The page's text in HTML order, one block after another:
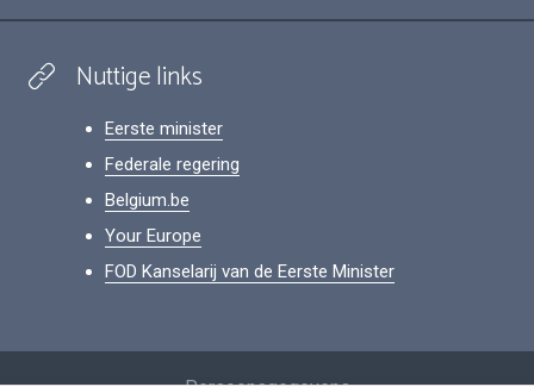
Nuttige links
Eerste minister
Federale regering
Belgium.be
Your Europe
FOD Kanselarij van de Eerste Minister